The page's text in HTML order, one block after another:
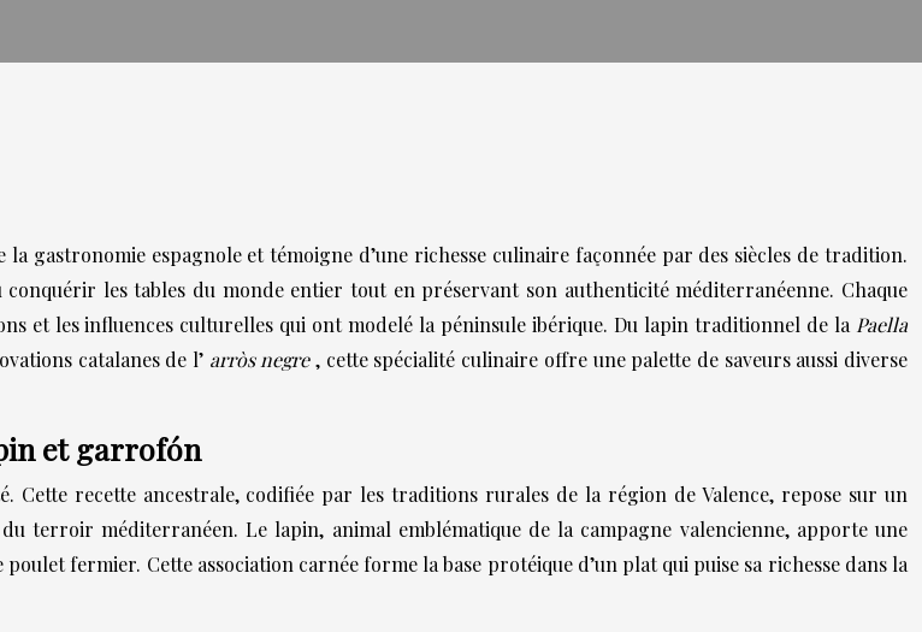
gastronomie espagnole et témoigne d’une richesse culinaire façonnée par des siècles de tradition.
les tables du monde entier tout en préservant son authenticité méditerranéenne. Chaque
et les influences culturelles qui ont modelé la péninsule ibérique. Du lapin traditionnel de la Paella
catalanes de l’ arròs negre, cette spécialité culinaire offre une palette de saveurs aussi diverse
et garrofón
Cette recette ancestrale, codifiée par les traditions rurales de la région de Valence, repose sur un
terroir méditerranéen. Le lapin, animal emblématique de la campagne valencienne, apporte une
fermier. Cette association carnée forme la base protéique d’un plat qui puise sa richesse dans la